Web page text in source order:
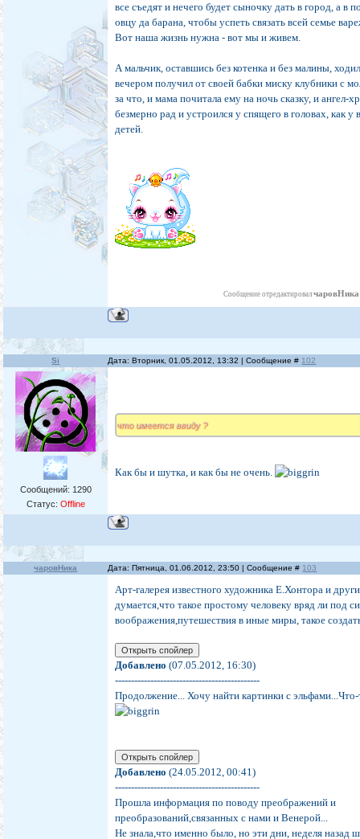
все съедят и нечего будет сыночку дать в город, а в
овцу да барана, чтобы успеть связать всей семье
Вот наша жизнь нужна - вот мы и живем.
А мальчик, оставшись без котенка и без малины,
вечером получил от своей бабки миску клубники с
за что, и мама почитала ему на ночь сказку, и ангел-
безмерно рад и устроился у спящего в головах, как у
детей.
Сообщение отредактировалчаровНика
Si Дата: Вторник, 01.05.2012, 13:32 | Сообщение # 102
Сообщений: 1290
Статус: Offline
что имеется ввиду ?
Как бы и шутка, и как бы не очень.
чаровНика Дата: Пятница, 01.06.2012, 23:50 | Сообщение # 103
Арт-галерея известного художника Е.Хонтора и
думается,что такое простому человеку вряд ли под
воображения,путешествия в иные миры, такое
Добавлено (07.05.2012, 16:30)
---------------------------------------------
Продолжение... Хочу найти картинки с
Добавлено (24.05.2012, 00:41)
---------------------------------------------
Прошла информация по поводу преображений и
преобразований,связанных с нами и Венерой...
Не знала,что именно было, но эти дни, неделя назад